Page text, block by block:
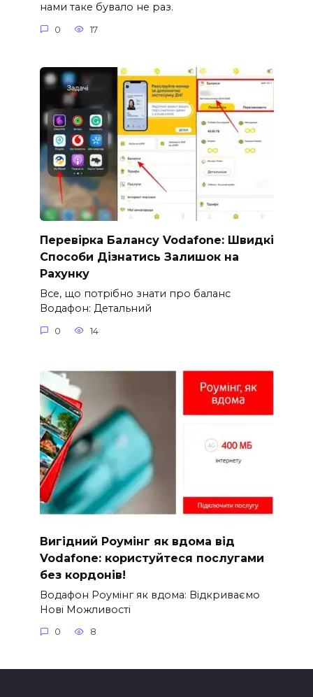
нами таке бувало не раз.
0 17
Перевірка Балансу Vodafone: Швидкі
Способи Дізнатись Залишок на
Рахунку
Все, що потрібно знати про баланс
Водафон: Детальний
0 14
Вигідний Роумінг як вдома від
Vodafone: користуйтеся послугами
без кордонів!
Водафон Роумінг як вдома: Відкриваємо
Нові Можливості
0 8